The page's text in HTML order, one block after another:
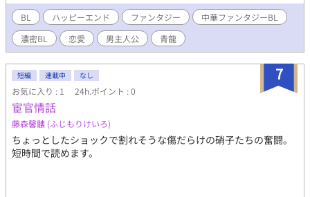
自ら命を賭してそれを阻止する。 その行動をきっかけに、二人の
運命の歯車が大きく動き始める――。 宰相派の陰謀、王家に渦巻
く疑念と忠誠、そして宮廷の奥深くに潜む暗殺の影。 互いを信じ
きれないまま始まった二人の主従関係は、やがて禁じられた想い
と忠誠のはざまで揺れ動いていく。 己を捨てて殿下を守ろうとす
る凌雪と、玉座を背負う者として冷徹であろうとする景耀。 宮廷
を覆う陰謀の嵐の中で、二人が交わした契約は――果たして主従
のものか、それとも……。
BL ハッピーエンド ファンタジー
中華ファンタジーBL
濃密BL
恋愛 男主人公 青龍
7
短編 連載中 なし
お気に入り : 1 24h.ポイント : 0
宦官情話
藤森馨髏 (ふじもりけいろ)
ちょっとしたショックで割れそうな傷だらけの硝子たちの奮闘。
短時間で読めます。